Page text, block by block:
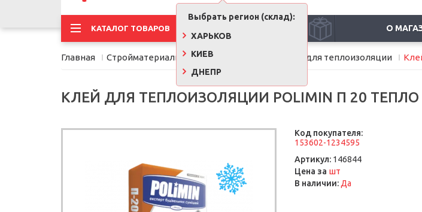
Выбрать регион (склад):
ХАРЬКОВ
КИЕВ
ДНЕПР
КАТАЛОГ ТОВАРОВ О
Главная Стройматериалы Сухие смеси, клеи Клей для теплоизоляции
КЛЕЙ ДЛЯ ТЕПЛОИЗОЛЯЦИИ POLIMIN П 20
Код покупателя:
153602-1234595
Артикул: 146844
Цена за шт
В наличии: Да